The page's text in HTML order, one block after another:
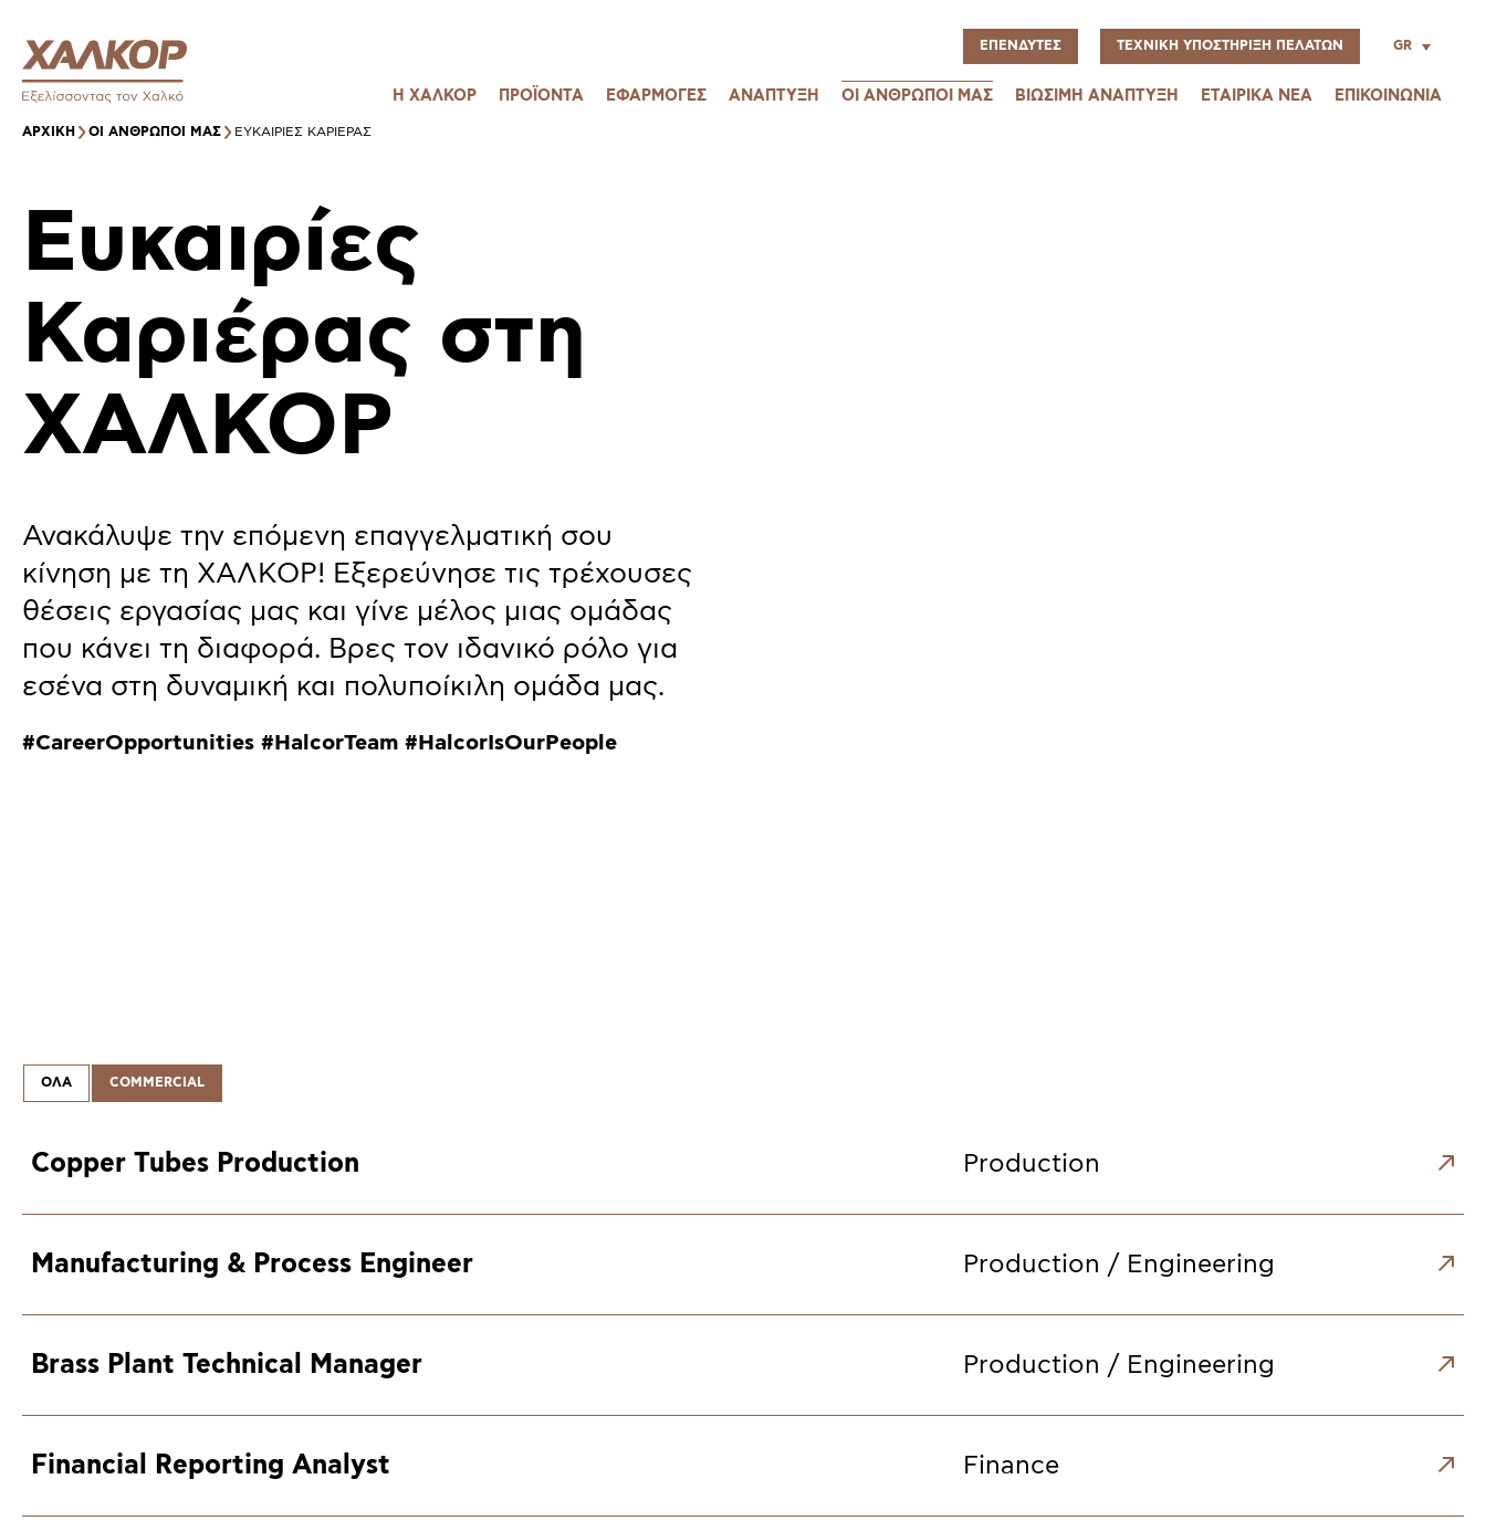
ΕΠΕΝΔΥΤΕΣ ΤΕΧΝΙΚΗ ΥΠΟΣΤΗΡΙΞΗ ΠΕΛΑΤΩΝ GR
Η ΧΑΛΚΟΡ ΠΡΟΪΟΝΤΑ ΕΦΑΡΜΟΓΕΣ ΑΝΑΠΤΥΞΗ ΟΙ ΑΝΘΡΩΠΟΙ ΜΑΣ ΒΙΩΣΙΜΗ ΑΝΑΠΤΥΞΗ ΕΤΑΙΡΙΚΑ ΝΕΑ ΕΠΙΚΟΙΝΩΝΙΑ
ΑΡΧΙΚΉ ΟΙ ΑΝΘΡΩΠΟΙ ΜΑΣ ΕΥΚΑΙΡΊΕΣ ΚΑΡΙΈΡΑΣ
Ευκαιρίες
Καριέρας στη
ΧΑΛΚΟΡ
Ανακάλυψε την επόμενη επαγγελματική σου
κίνηση με τη ΧΑΛΚΟΡ! Εξερεύνησε τις τρέχουσες
θέσεις εργασίας μας και γίνε μέλος μιας ομάδας
που κάνει τη διαφορά. Βρες τον ιδανικό ρόλο για
εσένα στη δυναμική και πολυποίκιλη ομάδα μας.
#CareerOpportunities #HalcorTeam #HalcorIsOurPeople
ΟΛΑ COMMERCIAL
Copper Tubes Production Production
Manufacturing & Process Engineer Production / Engineering
Brass Plant Technical Manager Production / Engineering
Financial Reporting Analyst Finance